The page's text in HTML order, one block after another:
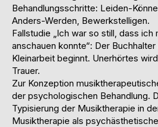
Behandlungsschritte: Leiden-
Anders-Werden, Bewerkstelligen.
Fallstudie „Ich war so still, dass
anschauen konnte“: Der
Kleinarbeit beginnt. Unerhörtes
Trauer.
Zur Konzeption
der psychologischen Behandlung.
Typisierung der Musiktherapie in
Musiktherapie als